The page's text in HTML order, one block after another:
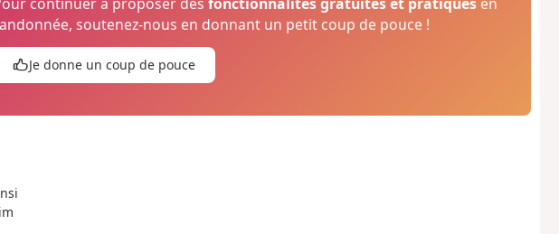
soutenez-nous en donnant un petit coup de pouce !
Je donne un coup de pouce